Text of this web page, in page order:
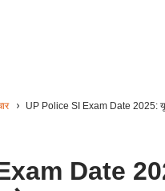
UP Police SI Exam Date 2025:
Date